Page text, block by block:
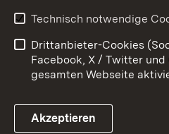
Link zum Landesportal
Impressum
Technisch notwendige
Drittanbieter-Cookies
Facebook, X / Twitter
gesamten Webseite
Akzeptieren